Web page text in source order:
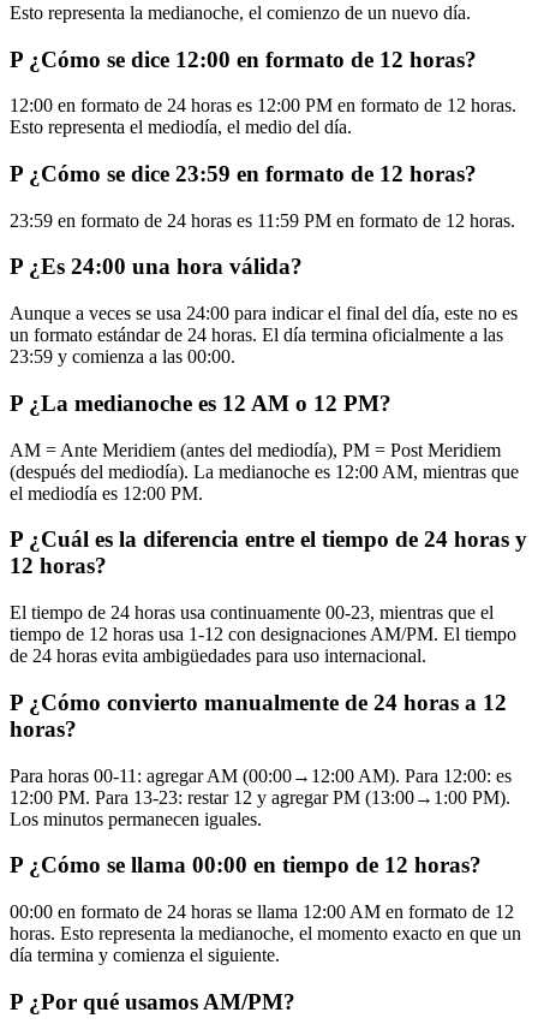
Esto representa la medianoche, el comienzo de un nuevo día.
P ¿Cómo se dice 12:00 en formato de 12 horas?
12:00 en formato de 24 horas es 12:00 PM en formato de 12 horas.
Esto representa el mediodía, el medio del día.
P ¿Cómo se dice 23:59 en formato de 12 horas?
23:59 en formato de 24 horas es 11:59 PM en formato de 12 horas.
P ¿Es 24:00 una hora válida?
Aunque a veces se usa 24:00 para indicar el final del día, este no es
un formato estándar de 24 horas. El día termina oficialmente a las
23:59 y comienza a las 00:00.
P ¿La medianoche es 12 AM o 12 PM?
AM = Ante Meridiem (antes del mediodía), PM = Post Meridiem
(después del mediodía). La medianoche es 12:00 AM, mientras que
el mediodía es 12:00 PM.
P ¿Cuál es la diferencia entre el tiempo de 24 horas y
12 horas?
El tiempo de 24 horas usa continuamente 00-23, mientras que el
tiempo de 12 horas usa 1-12 con designaciones AM/PM. El tiempo
de 24 horas evita ambigüedades para uso internacional.
P ¿Cómo convierto manualmente de 24 horas a 12
horas?
Para horas 00-11: agregar AM (00:00→12:00 AM). Para 12:00: es
12:00 PM. Para 13-23: restar 12 y agregar PM (13:00→1:00 PM).
Los minutos permanecen iguales.
P ¿Cómo se llama 00:00 en tiempo de 12 horas?
00:00 en formato de 24 horas se llama 12:00 AM en formato de 12
horas. Esto representa la medianoche, el momento exacto en que un
día termina y comienza el siguiente.
P ¿Por qué usamos AM/PM?